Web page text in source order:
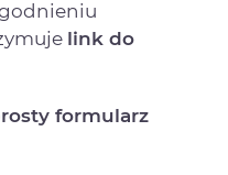
link do
formularz